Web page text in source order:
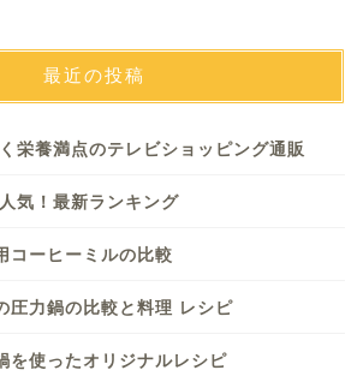
最近の投稿
栄養満点のテレビショッピング通販
気！最新ランキング
コーヒーミルの比較
圧力鍋の比較と料理 レシピ
を使ったオリジナルレシピ